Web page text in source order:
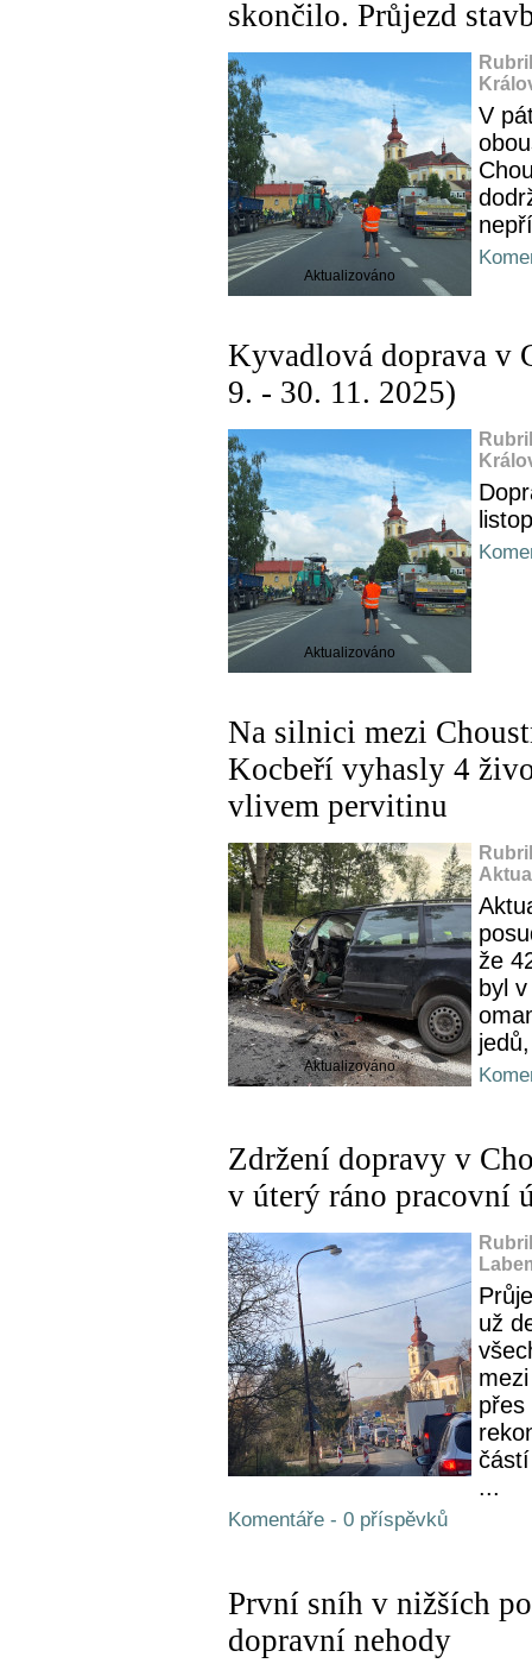
skončilo. Průjezd
Aktualizováno
V
Kyvadlová doprava v
9. - 30. 11. 2025)
Aktualizováno
Na silnici mezi
Kocbeří vyhasly 4
vlivem pervitinu
Aktualizováno
že
byl
Zdržení dopravy v
v úterý ráno pracovní
už
přes
...
Komentáře - 0 příspěvků
První sníh v nižších
dopravní nehody